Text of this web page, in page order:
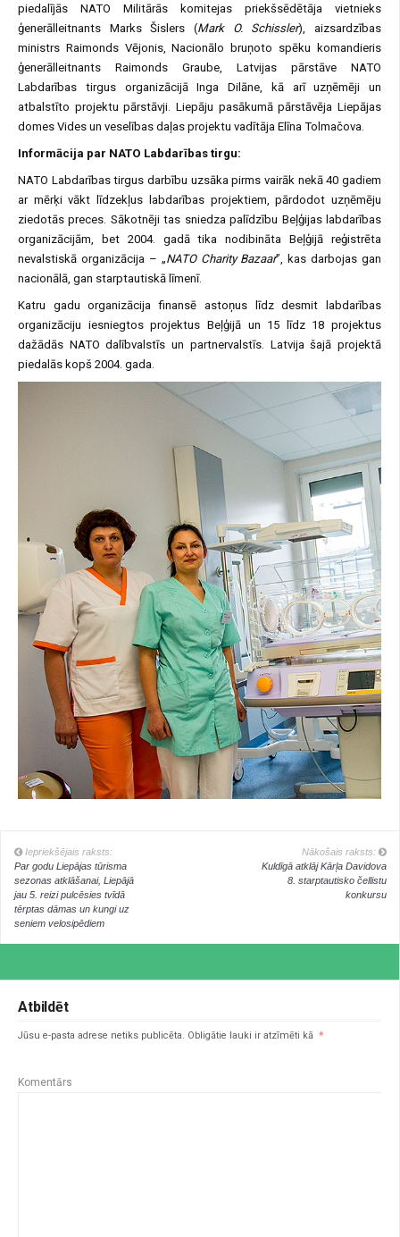
piedalījās NATO Militārās komitejas priekšsēdētāja vietnieks
ģenerālleitnants Marks Šislers (Mark O. Schissler), aizsardzības
ministrs Raimonds Vējonis, Nacionālo bruņoto spēku komandieris
ģenerālleitnants Raimonds Graube, Latvijas pārstāve NATO
Labdarības tirgus organizācijā Inga Dilāne, kā arī uzņēmēji un
atbalstīto projektu pārstāvji. Liepāju pasākumā pārstāvēja Liepājas
domes Vides un veselības daļas projektu vadītāja Elīna Tolmačova.
Informācija par NATO Labdarības tirgu:
NATO Labdarības tirgus darbību uzsāka pirms vairāk nekā 40 gadiem
ar mērķi vākt līdzekļus labdarības projektiem, pārdodot uzņēmēju
ziedotās preces. Sākotnēji tas sniedza palīdzību Beļģijas labdarības
organizācijām, bet 2004. gadā tika nodibināta Beļģijā reģistrēta
nevalstiskā organizācija – „NATO Charity Bazaar”, kas darbojas gan
nacionālā, gan starptautiskā līmenī.
Katru gadu organizācija finansē astoņus līdz desmit labdarības
organizāciju iesniegtos projektus Beļģijā un 15 līdz 18 projektus
dažādās NATO dalībvalstīs un partnervalstīs. Latvija šajā projektā
piedalās kopš 2004. gada.
Iepriekšējais raksts:
Par godu Liepājas tūrisma
sezonas atklāšanai, Liepājā
jau 5. reizi pulcēsies tvīdā
tērptas dāmas un kungi uz
seniem velosipēdiem
Nākošais raksts:
Kuldīgā atklāj Kārļa Davidova
8. starptautisko čellistu
konkursu
Atbildēt
Jūsu e-pasta adrese netiks publicēta. Obligātie lauki ir atzīmēti kā *
Komentārs